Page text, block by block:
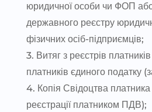
юридичної особи чи ФОП
державного реєстру
фізичних осіб-підприємців;
3. Витяг з реєстрів
платників єдиного податку
4. Копія Свідоцтва
реєстрації платником ПДВ);